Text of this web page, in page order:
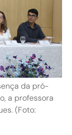
da pró-
a professora
(Foto: